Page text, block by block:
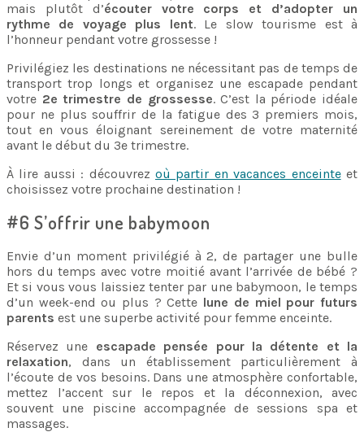
mais plutôt d’écouter votre corps et d’adopter un
rythme de voyage plus lent. Le slow tourisme est à
l’honneur pendant votre grossesse !
Privilégiez les destinations ne nécessitant pas de temps de
transport trop longs et organisez une escapade pendant
votre 2e trimestre de grossesse. C’est la période idéale
pour ne plus souffrir de la fatigue des 3 premiers mois,
tout en vous éloignant sereinement de votre maternité
avant le début du 3e trimestre.
À lire aussi : découvrez où partir en vacances enceinteet
choisissez votre prochaine destination !
#6 S’offrir une babymoon
Envie d’un moment privilégié à 2, de partager une bulle
hors du temps avec votre moitié avant l’arrivée de bébé ?
Et si vous vous laissiez tenter par une babymoon, le temps
d’un week-end ou plus ? Cette lune de miel pour futurs
parents est une superbe activité pour femme enceinte.
Réservez une escapade pensée pour la détente et la
relaxation, dans un établissement particulièrement à
l’écoute de vos besoins. Dans une atmosphère confortable,
mettez l’accent sur le repos et la déconnexion, avec
souvent une piscine accompagnée de sessions spa et
massages.